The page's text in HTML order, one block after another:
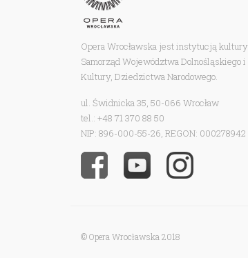
Opera Wrocławska jest instytucją
Samorząd Województwa Dolnośląskiego
Kultury, Dziedzictwa Narodowego.
ul. Świdnicka 35, 50-066 Wrocław
tel.: +48 71 370 88 50
NIP: 896-000-55-26, REGON: 000278942
© Opera Wrocławska 2018